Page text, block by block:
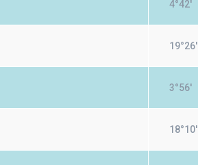
4°42'
19°26'
3°56'
18°10'